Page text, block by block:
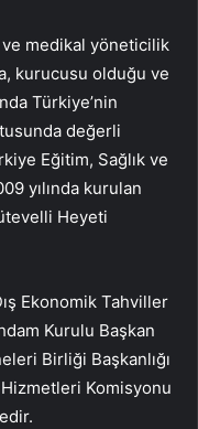
ve medikal yöneticilik
kurucusu olduğu ve
Türkiye’nin
değerli
Eğitim, Sağlık ve
yılında kurulan
Heyeti
Ekonomik Tahviller
Kurulu Başkan
Birliği Başkanlığı
Hizmetleri Komisyonu